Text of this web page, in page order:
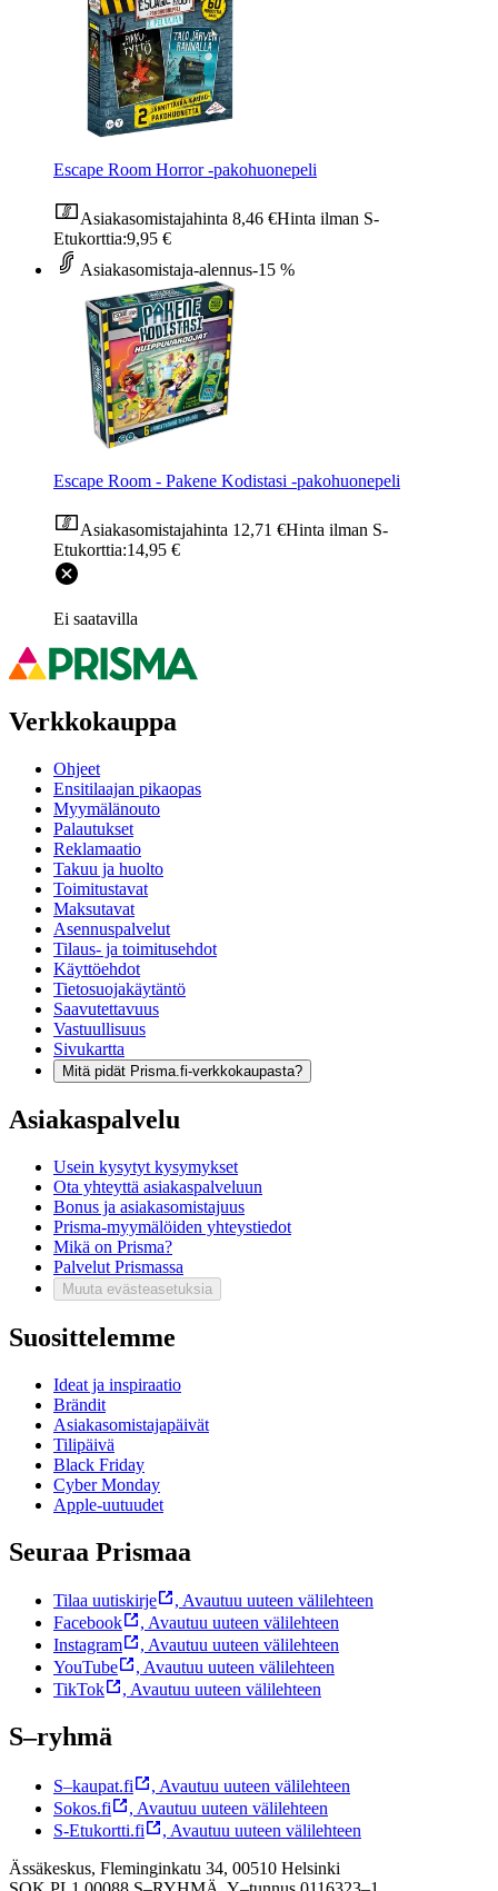
Escape Room Horror -pakohuonepeli
Asiakasomistajahinta 8,46 €Hinta ilman S-
Etukorttia:9,95 €
Asiakasomistaja-alennus-15 %
Escape Room - Pakene Kodistasi -pakohuonepeli
Asiakasomistajahinta 12,71 €Hinta ilman S-
Etukorttia:14,95 €
Ei saatavilla
Verkkokauppa
Ohjeet
Ensitilaajan pikaopas
Myymälänouto
Palautukset
Reklamaatio
Takuu ja huolto
Toimitustavat
Maksutavat
Asennuspalvelut
Tilaus- ja toimitusehdot
Käyttöehdot
Tietosuojakäytäntö
Saavutettavuus
Vastuullisuus
Sivukartta
Mitä pidät Prisma.fi-verkkokaupasta?
Asiakaspalvelu
Usein kysytyt kysymykset
Ota yhteyttä asiakaspalveluun
Bonus ja asiakasomistajuus
Prisma-myymälöiden yhteystiedot
Mikä on Prisma?
Palvelut Prismassa
Muuta evästeasetuksia
Suosittelemme
Ideat ja inspiraatio
Brändit
Asiakasomistajapäivät
Tilipäivä
Black Friday
Cyber Monday
Apple-uutuudet
Seuraa Prismaa
Tilaa uutiskirje , Avautuu uuteen välilehteen
Facebook
, Avautuu uuteen välilehteen
Instagram
, Avautuu uuteen välilehteen
YouTube
, Avautuu uuteen välilehteen
TikTok
, Avautuu uuteen välilehteen
S–ryhmä
S–kaupat.fi , Avautuu uuteen välilehteen
Sokos.fi
, Avautuu uuteen välilehteen
S-Etukortti.fi
, Avautuu uuteen välilehteen
Ässäkeskus, Fleminginkatu 34, 00510 Helsinki